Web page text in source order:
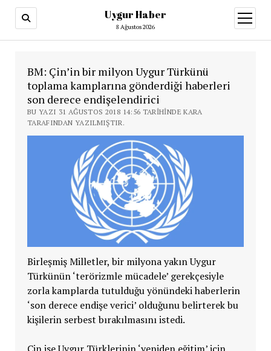
Uygur Haber
8 Ağustos 2026
aç
BM: Çin’in bir milyon Uygur Türkünü
toplama kamplarına gönderdiği haberleri
son derece endişelendirici
BU YAZI 31 AĞUSTOS 2018 14:56 TARIHINDE KARA
TARAFINDAN YAZILMIŞTIR.
Birleşmiş Milletler, bir milyona yakın Uygur
Türkünün ‘terörizmle mücadele’ gerekçesiyle
zorla kamplarda tutulduğu yönündeki haberlerin
‘son derece endişe verici’ olduğunu belirterek bu
kişilerin serbest bırakılmasını istedi.